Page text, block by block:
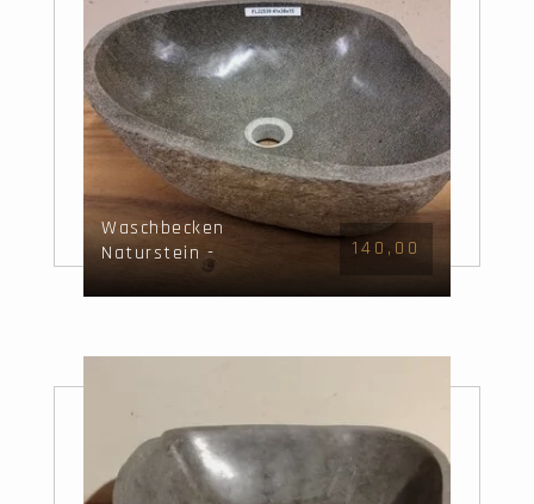
Waschbecken
Naturstein -
41x38x15cm - FL22539
140,00